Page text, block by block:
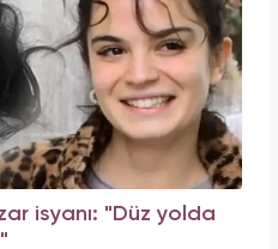
isyanı: "Düz yolda